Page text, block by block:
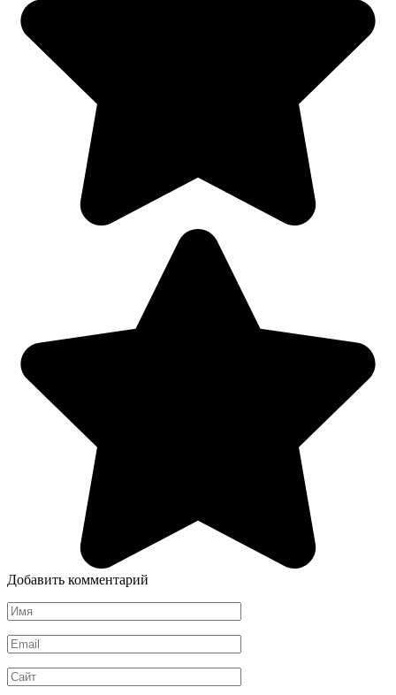
Добавить комментарий
Имя
*
Email
*
Сайт